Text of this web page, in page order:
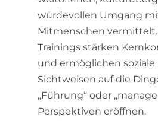
würdevollen Umgang
Mitmenschen
Trainings stärken
und ermöglichen
Sichtweisen auf die
„Führung“ oder
Perspektiven eröffnen.